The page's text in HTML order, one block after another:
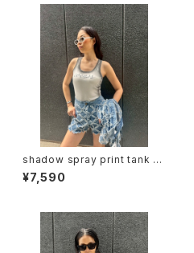
shadow spray print tank to
p トップス タンクトップ カップ付
き シャドー プリント
¥7,590